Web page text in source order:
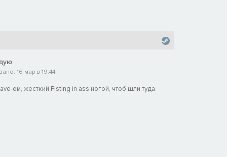
16 мар в 19:44
ом, жесткий Fisting in ass ногой, чтоб шли туда